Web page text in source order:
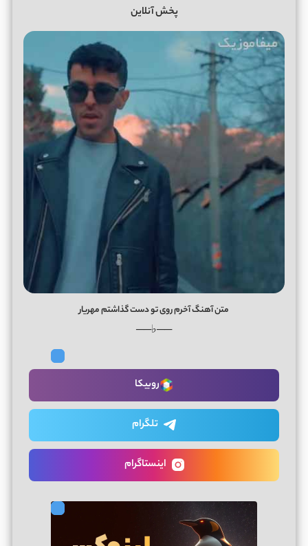
پخش آنلاین
متن آهنگ آخرم روی تو دست گذاشتم مهریار
──♭──
روبیکا
تلگرام
اینستاگرام